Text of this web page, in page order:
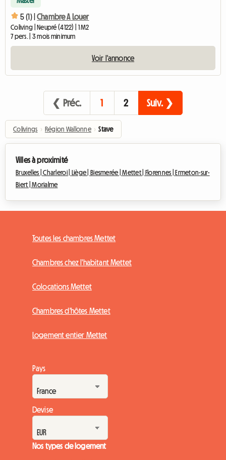
5 (1) | Chambre A Louer
Coliving | Neupré (4122) | 1 M2
7 pers. | 3 mois minimum
Voir l'annonce
❮ Préc. 1 2 Suiv. ❯
Colivings › Région Wallonne › Stave
Villes à proximité
Bruxelles |Charleroi | Liège | Biesmerée |Mettet | Florennes |
Ermeton-sur-
Biert |Morialme
Toutes les chambres Mettet
Chambres chez l'habitant Mettet
Colocations Mettet
Chambres d'hôtes Mettet
Logement entier Mettet
Pays
Devise
Nos types de logement